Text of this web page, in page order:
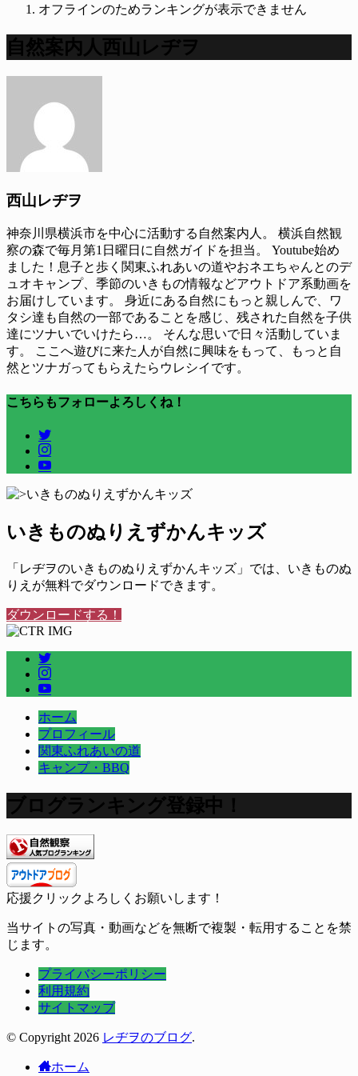
オフラインのためランキングが表示できません
自然案内人西山レヂヲ
西山レヂヲ
神奈川県横浜市を中心に活動する自然案内人。 横浜自然観
察の森で毎月第1日曜日に自然ガイドを担当。 Youtube始め
ました！息子と歩く関東ふれあいの道やおネエちゃんとのデ
ュオキャンプ、季節のいきもの情報などアウトドア系動画を
お届けしています。 身近にある自然にもっと親しんで、ワ
タシ達も自然の一部であることを感じ、残された自然を子供
達にツナいでいけたら…。 そんな思いで日々活動していま
す。 ここへ遊びに来た人が自然に興味をもって、もっと自
然とツナガってもらえたらウレシイです。
こちらもフォローよろしくね！
いきものぬりえずかんキッズ
「レヂヲのいきものぬりえずかんキッズ」では、いきものぬ
りえが無料でダウンロードできます。
ダウンロードする！
ホーム
プロフィール
関東ふれあいの道
キャンプ・BBQ
ブログランキング登録中！
応援クリックよろしくお願いします！
当サイトの写真・動画などを無断で複製・転用することを禁
じます。
プライバシーポリシー
利用規約
サイトマップ
© Copyright 2026 レヂヲのブログ.
ホーム